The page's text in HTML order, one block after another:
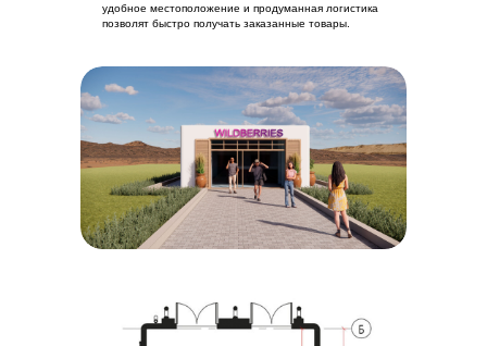
удобное местоположение и продуманная логистика
позволят быстро получать заказанные товары.